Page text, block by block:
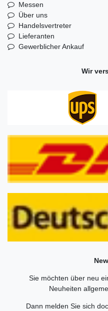
Messen
Über uns
Handelsvertreter
Lieferanten
Gewerblicher Ankauf
Wir
Sie möchten über neu
Neuheiten
Dann melden Sie sich